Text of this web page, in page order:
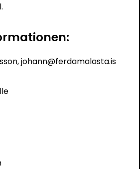
johann@ferdamalasta.is